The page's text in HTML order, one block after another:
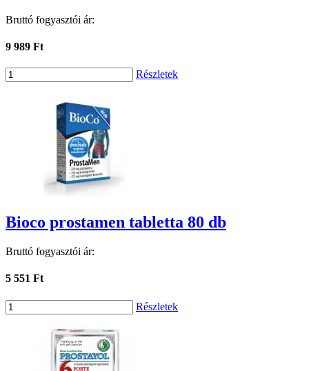
Bruttó fogyasztói ár:
9 989 Ft
Részletek
Bioco prostamen tabletta 80 db
Bruttó fogyasztói ár:
5 551 Ft
Részletek